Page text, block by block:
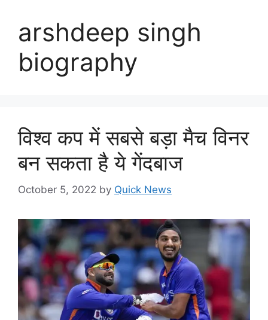
arshdeep singh
biography
विश्व कप में सबसे बड़ा मैच विनर
बन सकता है ये गेंदबाज
October 5, 2022 by Quick News